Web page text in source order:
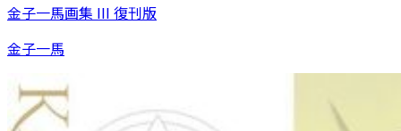
金子一馬画集 III 復刊版
金子一馬